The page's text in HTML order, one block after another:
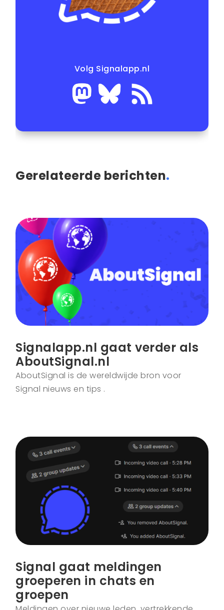
Volg Signalapp.nl
Gerelateerde berichten.
Signalapp.nl gaat verder als
AboutSignal.nl
AboutSignal is de wereldwijde bron voor
Signal nieuws en tips .
Signal gaat meldingen
groeperen in chats en
groepen